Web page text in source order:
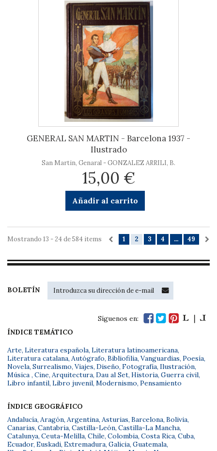
GENERAL SAN MARTIN - Barcelona 1937 -
Ilustrado
San Martin, Genaral - GONZALEZ ARRILI, B.
15,00 €
Añadir al carrito
1 2 3 4 ... 49
Mostrando 13 - 24 de 584 items
BOLETÍN
Síguenos en:
ÍNDICE TEMÁTICO
Arte, Literatura española, Literatura latinoamericana,
Literatura catalana, Autógrafo, Bibliofilia, Vanguardias, Poesía,
Novela, Surrealismo, Viajes, Diseño, Fotografía, Ilustración,
Música , Cine, Arquitectura, Dau al Set, Historia, Guerra civil,
Libro infantil, Libro juvenil, Modernismo, Pensamiento
ÍNDICE GEOGRÁFICO
Andalucía, Aragón, Argentina, Asturias, Barcelona, Bolivia,
Canarias, Cantabria, Castilla-León, Castilla-La Mancha,
Catalunya, Ceuta-Melilla, Chile, Colombia, Costa Rica, Cuba,
Ecuador, Euskadi, Extremadura, Galicia, Guatemala,